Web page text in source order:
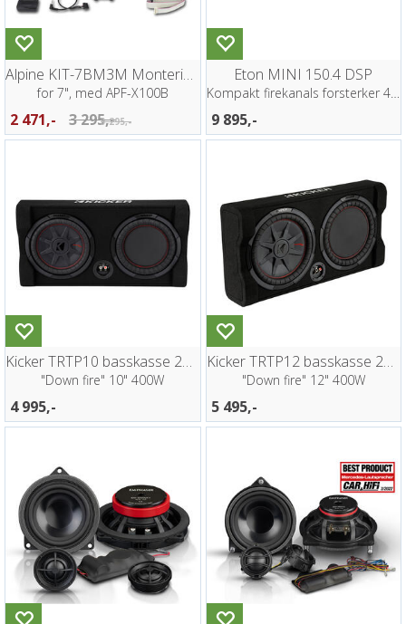
Alpine KIT-7BM3M Monteringsett BMW 3
for 7", med APF-X100B
2 471,- 3 295,-3 295,-
Eton MINI 150.4 DSP
Kompakt firekanals forsterker 4x100W DSP
9 895,-
Kicker TRTP10 basskasse 2ohm
"Down fire" 10" 400W
4 995,-
Kicker TRTP12 basskasse 2ohm
"Down fire" 12" 400W
5 495,-